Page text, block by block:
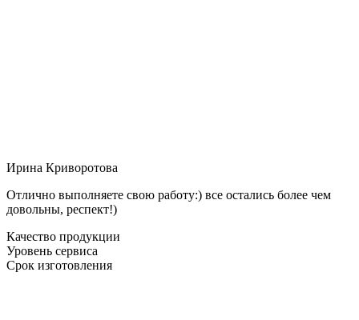
Ирина Криворотова
Отлично выполняете свою работу:) все остались более чем
довольны, респект!)
Качество продукции
Уровень сервиса
Срок изготовления